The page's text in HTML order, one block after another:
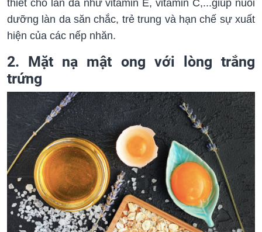
thiết cho làn da như vitamin E, vitamin C,...giúp nuôi
dưỡng làn da săn chắc, trẻ trung và hạn chế sự xuất
hiện của các nếp nhăn.
2. Mặt nạ mật ong với lòng trắng
trứng